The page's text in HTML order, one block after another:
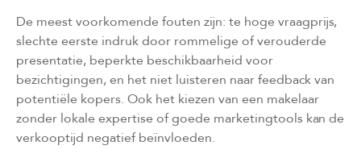
De meest voorkomende fouten zijn: te hoge vraagprijs,
slechte eerste indruk door rommelige of verouderde
presentatie, beperkte beschikbaarheid voor
bezichtigingen, en het niet luisteren naar feedback van
potentiële kopers. Ook het kiezen van een makelaar
zonder lokale expertise of goede marketingtools kan de
verkooptijd negatief beïnvloeden.